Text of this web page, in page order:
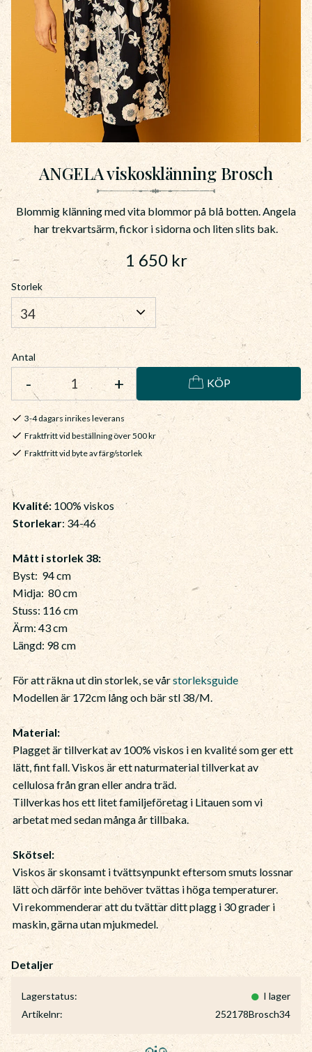
ANGELA viskosklänning Brosch
Blommig klänning med vita blommor på blå botten. Angela
har trekvartsärm, fickor i sidorna och liten slits bak.
1 650kr
Storlek
Antal
+
- KÖP
3-4 dagars inrikes leverans
Fraktfritt vid beställning över 500 kr
Fraktfritt vid byte av färg/storlek
Lagerstatus
I lager
Artikelnr
252178Brosch34
Kvalité: 100% viskos
Storlekar: 34-46
Mått i storlek 38:
Byst: 94 cm
Midja: 80 cm
Stuss: 116 cm
Ärm: 43 cm
Längd: 98 cm
För att räkna ut din storlek, se vårstorleksguide
Modellen är 172cm lång och bär stl 38/M.
Material:
Plagget är tillverkat av 100% viskos i en kvalité som ger ett
lätt, fint fall. Viskos är ett naturmaterial tillverkat av
cellulosa från gran eller andra träd.
Tillverkas hos ett litet familjeföretag i Litauen som vi
arbetat med sedan många år tillbaka.
Skötsel:
Viskos är skonsamt i tvättsynpunkt eftersom smuts lossnar
lätt och därför inte behöver tvättas i höga temperaturer.
Vi rekommenderar att du tvättar ditt plagg i 30 grader i
maskin, gärna utan mjukmedel.